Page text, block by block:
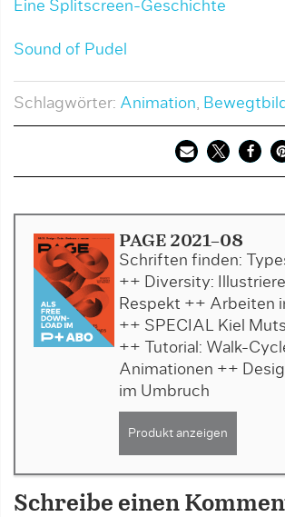
Eine Splitscreen-Geschichte
Sound of Pudel
Schlagwörter: Animation,
PAGE 2021-08
Schriften finden:
++ Diversity:
Respekt ++ Arbeiten
++ SPECIAL Kiel
++ Tutorial: Walk-
Animationen ++
im Umbruch
Produkt anzeigen
Schreibe einen